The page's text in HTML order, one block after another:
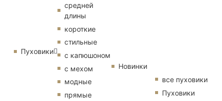
Пуховики
средней
длины
короткие
стильные
с капюшоном
с мехом
модные
прямые
Новинки
все пуховики
Пуховики